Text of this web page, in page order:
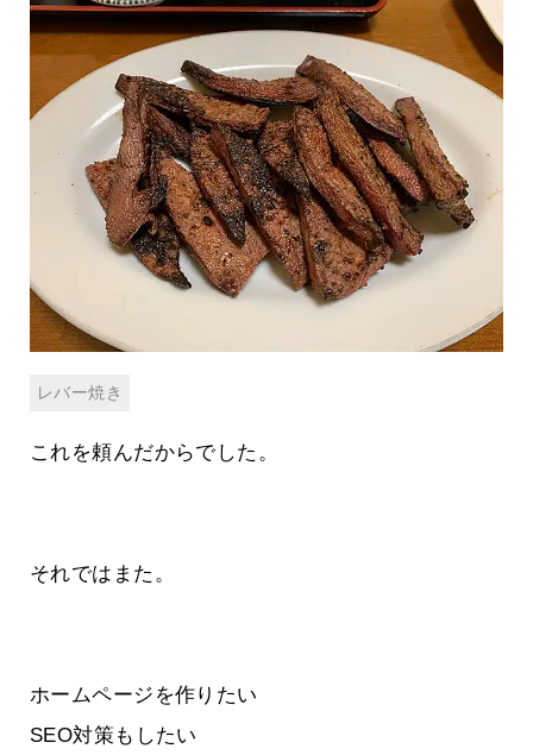
レバー焼き
これを頼んだからでした。
それではまた。
ホームページを作りたい
SEO対策もしたい